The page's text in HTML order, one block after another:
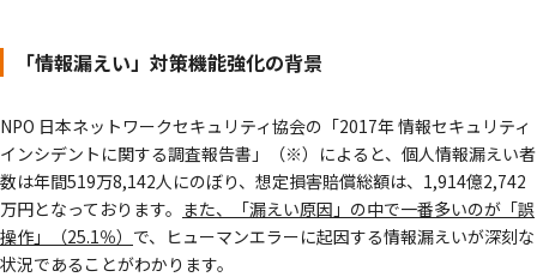
「情報漏えい」対策機能強化の背景
NPO 日本ネットワークセキュリティ協会の「2017年 情報セキュリティ
インシデントに関する調査報告書」（※）によると、個人情報漏えい者
数は年間519万8,142人にのぼり、想定損害賠償総額は、1,914億2,742
万円となっております。 また、「漏えい原因」の中で一番多いのが「誤
操作」（25.1％） で、ヒューマンエラーに起因する情報漏えいが深刻な
状況であることがわかります。